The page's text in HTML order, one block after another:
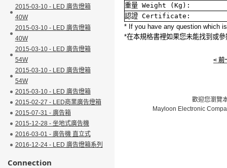
重量Weight (Kg):
認證Certificate:
* If you have any question which
*在本規格書裡如果您未能找到或
< 前
歡迎您瀏覽
Mayloon Electronic
2015-03-10 - LED 廣告燈箱
40W
2015-03-10 - LED 廣告燈箱
40W
2015-03-10 - LED 廣告燈箱
54W
2015-03-10 - LED 廣告燈箱
54W
2015-03-10 - LED 廣告燈箱
2015-02-27 - LED商業廣告燈箱
2015-07-31 - 廣告箱
2015-12-28 - 坐地式廣告機
2016-03-01 - 廣告機 直立式
2016-12-24 - LED 廣告燈箱系列
Connection